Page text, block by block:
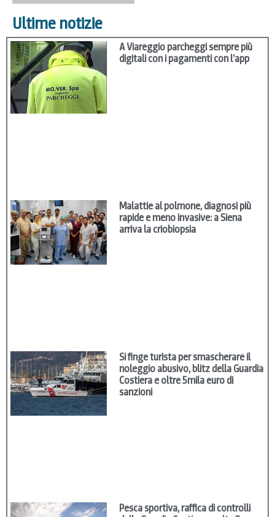
Ultime notizie
A Viareggio parcheggi sempre più
digitali con i pagamenti con l’app
Malattie al polmone, diagnosi più
rapide e meno invasive: a Siena
arriva la criobiopsia
Si finge turista per smascherare il
noleggio abusivo, blitz della Guardia
Costiera e oltre 5mila euro di
sanzioni
Pesca sportiva, raffica di controlli